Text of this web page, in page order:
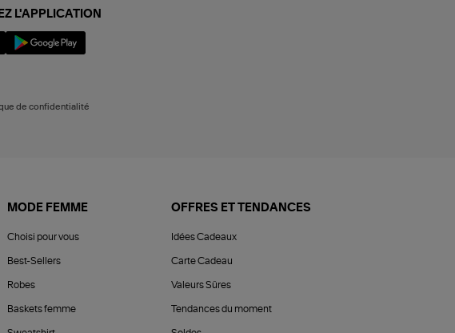
L'APPLICATION
de confidentialité
MODE FEMME
Choisi pour vous
Best-Sellers
Robes
Baskets femme
OFFRES ET TENDANCES
Idées Cadeaux
Carte Cadeau
Valeurs Sûres
Tendances du moment